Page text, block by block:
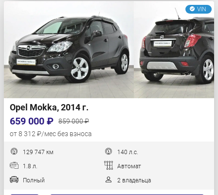
VIN
Opel Mokka, 2014 г.
659 000 ₽
859 000 ₽
от 8 312 ₽/мес без взноса
129 747 км 140 л.с.
1.8 л. Автомат
Полный 2 владельца